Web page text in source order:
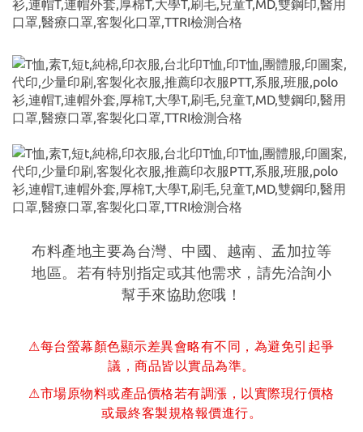
布料產地主要為台灣、中國、越南、孟加拉等
地區。若有特別指定或其他需求，請先洽詢小
幫手來協助您哦！
⚠每台螢幕顏色顯示差異會略有不同，為避免引起爭
議，商品皆以實品為準。
⚠市場原物料或產品價格若有調漲，以實際現行價格
或最終客製規格報價進行。